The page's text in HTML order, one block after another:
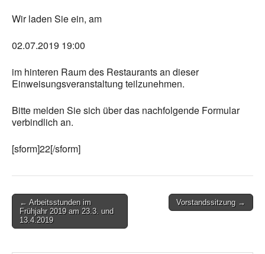
Wir laden Sie ein, am
02.07.2019 19:00
im hinteren Raum des Restaurants an dieser
Einweisungsveranstaltung teilzunehmen.
Bitte melden Sie sich über das nachfolgende Formular
verbindlich an.
[sform]22[/sform]
Post
navigation
← Arbeitsstunden im
Frühjahr 2019 am 23.3. und
13.4.2019
Vorstandssitzung →